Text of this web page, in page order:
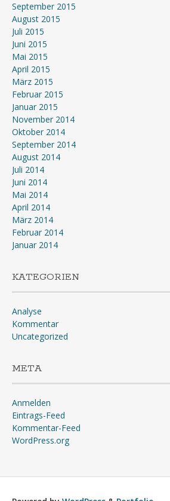
September 2015
August 2015
Juli 2015
Juni 2015
Mai 2015
April 2015
März 2015
Februar 2015
Januar 2015
November 2014
Oktober 2014
September 2014
August 2014
Juli 2014
Juni 2014
Mai 2014
April 2014
März 2014
Februar 2014
Januar 2014
KATEGORIEN
Analyse
Kommentar
Uncategorized
META
Anmelden
Eintrags-Feed
Kommentar-Feed
WordPress.org